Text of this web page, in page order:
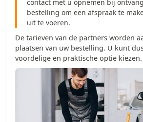
contact met u opnemen bij
bestelling om een afspraak te
uit te voeren.
De tarieven van de partners worden
plaatsen van uw bestelling. U kunt
voordelige en praktische optie kiezen.